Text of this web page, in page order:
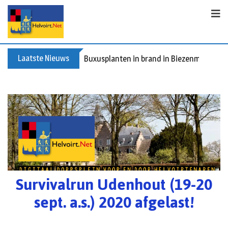
Laatste Nieuws Buxusplanten in brand in Biezenmortel,
Survivalrun Udenhout (19-20
sept. a.s.) 2020 afgelast!